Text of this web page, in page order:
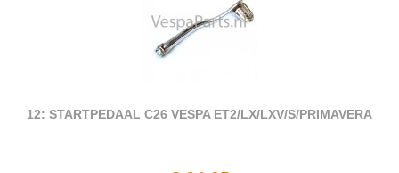
12: STARTPEDAAL C26 VESPA ET2/LX/LXV/S/PRIMAVERA